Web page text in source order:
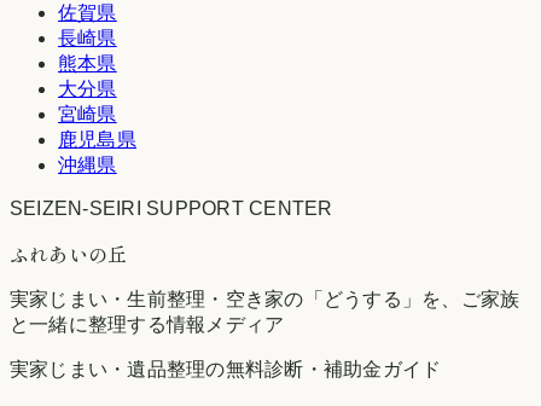
佐賀県
長崎県
熊本県
大分県
宮崎県
鹿児島県
沖縄県
SEIZEN-SEIRI SUPPORT CENTER
ふれあいの丘
実家じまい・生前整理・空き家の「どうする」を、ご家族
と一緒に整理する情報メディア
実家じまい・遺品整理の無料診断・補助金ガイド